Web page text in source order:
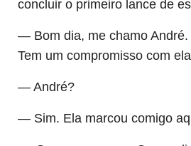
concluir o primeiro lance de
— Bom dia, me chamo André.
Tem um compromisso com
— André?
— Sim. Ela marcou comigo